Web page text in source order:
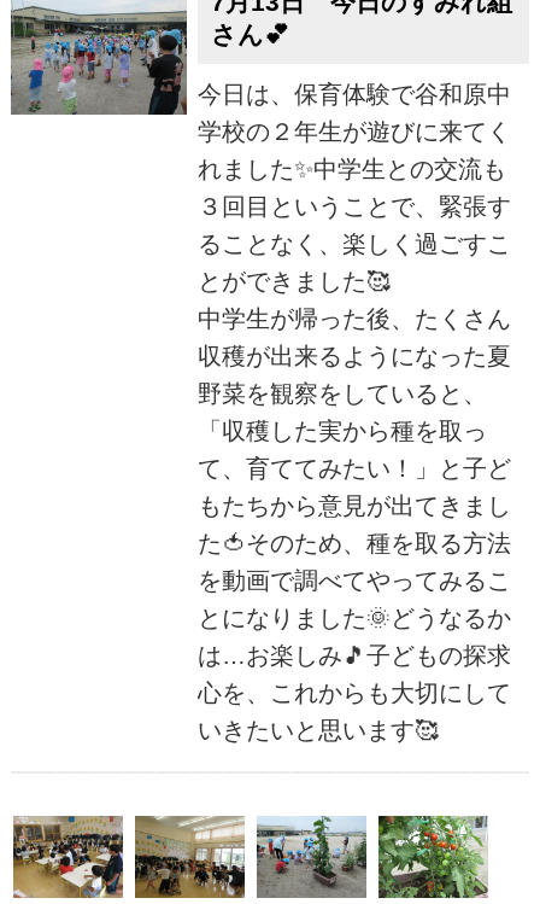
さん💕
今日は、保育体験で谷和原中
学校の２年生が遊びに来てく
れました✨中学生との交流も
３回目ということで、緊張す
ることなく、楽しく過ごすこ
とができました🥰
中学生が帰った後、たくさん
収穫が出来るようになった夏
野菜を観察をしていると、
「収穫した実から種を取っ
て、育ててみたい！」と子ど
もたちから意見が出てきまし
た🍅そのため、種を取る方法
を動画で調べてやってみるこ
とになりました🌞どうなるか
は…お楽しみ🎵子どもの探求
心を、これからも大切にして
いきたいと思います🥰